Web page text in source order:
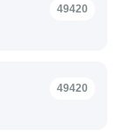
49420
49420